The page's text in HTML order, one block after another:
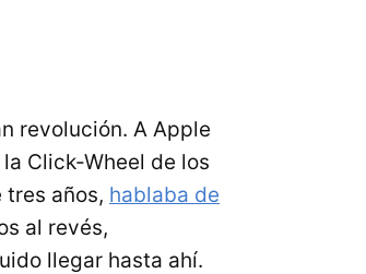
revolución. A Apple
Click-Wheel de los
años, hablaba de
al revés,
llegar hasta ahí.